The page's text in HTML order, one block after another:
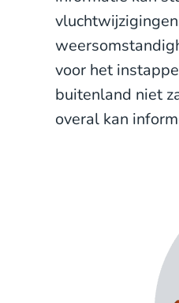
voor het
buitenland niet
overal kan